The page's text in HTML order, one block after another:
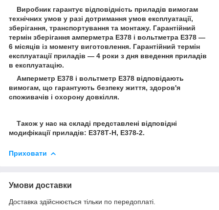
Виробник гарантує відповідність приладів вимогам
технічних умов у разі дотримання умов експлуатації,
зберігання, транспортування та монтажу. Гарантійний
термін зберігання амперметра Е378 і вольтметра Е378 —
6 місяців із моменту виготовлення. Гарантійний термін
експлуатації приладів — 4 роки з дня введення приладів
в експлуатацію.
Амперметр Е378 і вольтметр Е378 відповідають
вимогам, що гарантують безпеку життя, здоров'я
споживачів і охорону довкілля.
Також у нас на складі представлені відповідні
модифікації приладів: Е378Т-Н, Е378-2.
Приховати
Умови доставки
Доставка здійснюється тільки по передоплаті.